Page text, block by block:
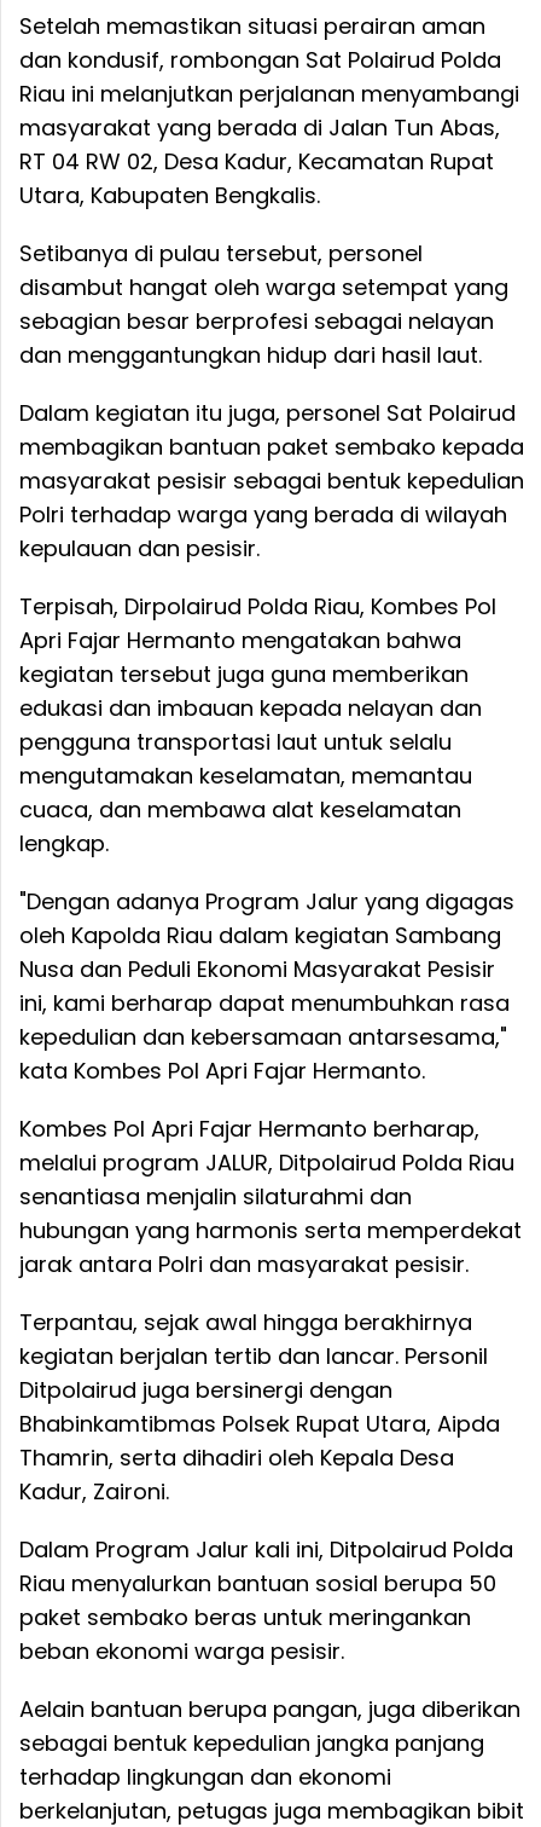
Setelah memastikan situasi perairan aman
dan kondusif, rombongan Sat Polairud Polda
Riau ini melanjutkan perjalanan menyambangi
masyarakat yang berada di Jalan Tun Abas,
RT 04 RW 02, Desa Kadur, Kecamatan Rupat
Utara, Kabupaten Bengkalis.
Setibanya di pulau tersebut, personel
disambut hangat oleh warga setempat yang
sebagian besar berprofesi sebagai nelayan
dan menggantungkan hidup dari hasil laut.
Dalam kegiatan itu juga, personel Sat Polairud
membagikan bantuan paket sembako kepada
masyarakat pesisir sebagai bentuk kepedulian
Polri terhadap warga yang berada di wilayah
kepulauan dan pesisir.
Terpisah, Dirpolairud Polda Riau, Kombes Pol
Apri Fajar Hermanto mengatakan bahwa
kegiatan tersebut juga guna memberikan
edukasi dan imbauan kepada nelayan dan
pengguna transportasi laut untuk selalu
mengutamakan keselamatan, memantau
cuaca, dan membawa alat keselamatan
lengkap.
​"Dengan adanya Program Jalur yang digagas
oleh Kapolda Riau dalam kegiatan Sambang
Nusa dan Peduli Ekonomi Masyarakat Pesisir
ini, kami berharap dapat menumbuhkan rasa
kepedulian dan kebersamaan antarsesama,"
kata Kombes Pol Apri Fajar Hermanto.
Kombes Pol Apri Fajar Hermanto berharap, ​​
melalui program JALUR, Ditpolairud Polda Riau ​
senantiasa menjalin silaturahmi dan
hubungan yang harmonis serta memperdekat
jarak antara Polri dan masyarakat pesisir.
Terpantau, sejak awal hingga berakhirnya
kegiatan berjalan tertib dan lancar. Personil
Ditpolairud juga bersinergi dengan
Bhabinkamtibmas Polsek Rupat Utara, Aipda
Thamrin, serta dihadiri oleh Kepala Desa
Kadur, Zaironi.
​Dalam Program Jalur kali ini, Ditpolairud Polda
Riau menyalurkan bantuan sosial berupa 50
paket sembako beras untuk meringankan
beban ekonomi warga pesisir.
​Aelain bantuan berupa pangan, juga diberikan
sebagai bentuk kepedulian jangka panjang
terhadap lingkungan dan ekonomi
berkelanjutan, petugas juga membagikan bibit